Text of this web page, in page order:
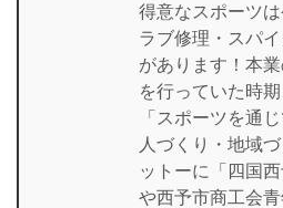
得意なスポーツ
ラブ修理・スパ
があります！本
を行っていた時
「スポーツを通
人づくり・地域
ットーに「四国
や西予市商工会